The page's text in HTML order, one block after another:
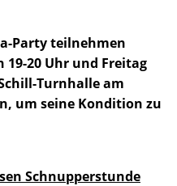
Party teilnehmen
20 Uhr und Freitag
Turnhalle am
um seine Kondition zu
Schnupperstunde